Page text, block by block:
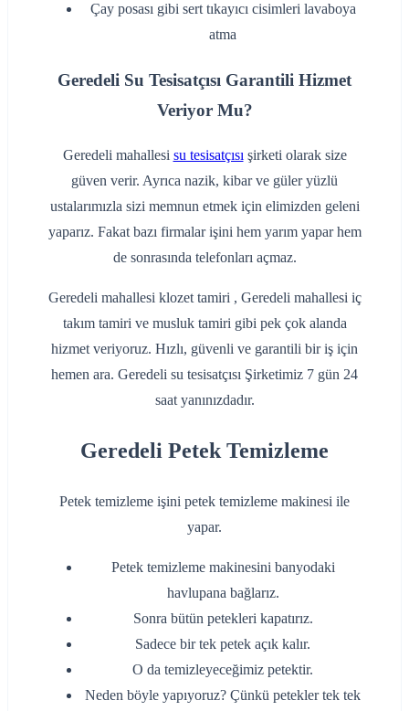
‌Çay posası gibi sert tıkayıcı cisimleri lavaboya
atma
Geredeli Su Tesisatçısı Garantili Hizmet
Veriyor Mu?
Geredeli mahallesi su tesisatçısı şirketi olarak size
güven verir. Ayrıca nazik, kibar ve güler yüzlü
ustalarımızla sizi memnun etmek için elimizden geleni
yaparız. Fakat bazı firmalar işini hem yarım yapar hem
de sonrasında telefonları açmaz.
Geredeli mahallesi klozet tamiri , Geredeli mahallesi iç
takım tamiri ve musluk tamiri gibi pek çok alanda
hizmet veriyoruz. Hızlı, güvenli ve garantili bir iş için
hemen ara. Geredeli su tesisatçısı Şirketimiz 7 gün 24
saat yanınızdadır.
Geredeli Petek Temizleme
Petek temizleme işini petek temizleme makinesi ile
yapar.
Petek temizleme makinesini banyodaki
havlupana bağlarız.
Sonra bütün petekleri kapatırız.
Sadece bir tek petek açık kalır.
O da temizleyeceğimiz petektir.
Neden böyle yapıyoruz? Çünkü petekler tek tek